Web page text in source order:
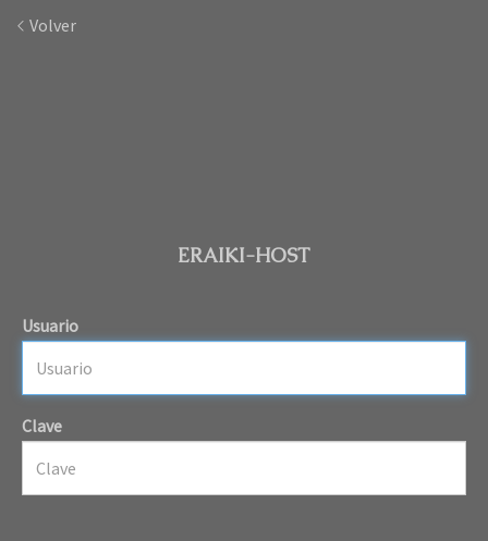
Volver
ERAIKI-HOST
Usuario
Clave